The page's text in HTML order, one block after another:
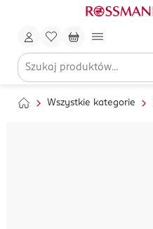
Wszystkie kategorie